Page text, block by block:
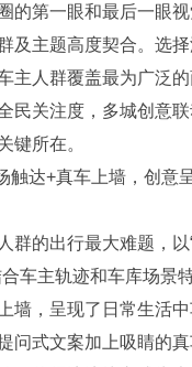
的第一眼和最后一眼
及主题高度契合。选
主人群覆盖最为广泛的
民关注度，多城创意
键所在。
触达+真车上墙，创意
群的出行最大难题，以
车主轨迹和车库场景
墙，呈现了日常生活
问式文案加上吸睛的